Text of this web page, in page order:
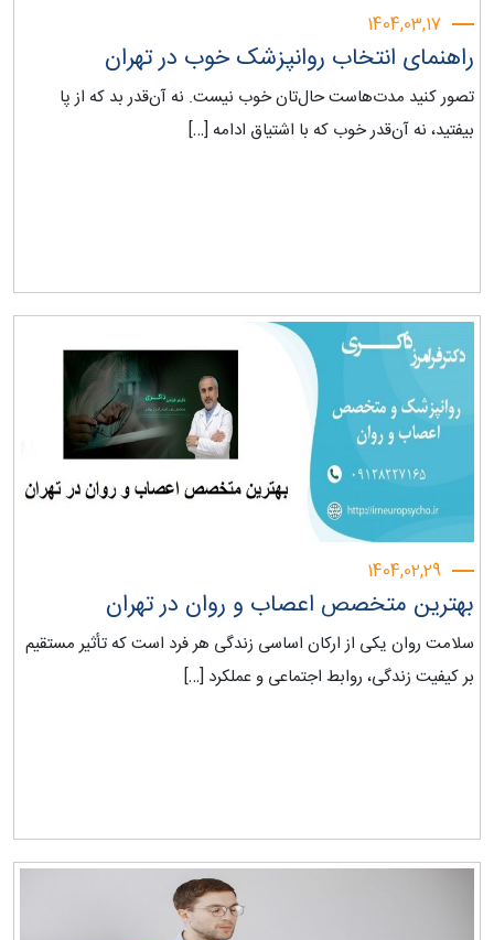
1404,03,17
راهنمای انتخاب روانپزشک خوب در تهران
تصور کنید مدت‌هاست حال‌تان خوب نیست. نه آن‌قدر بد که از پا
بیفتید، نه آن‌قدر خوب که با اشتیاق ادامه […]
1404,02,29
بهترین متخصص اعصاب و روان در تهران‎
سلامت روان یکی از ارکان اساسی زندگی هر فرد است که تأثیر مستقیم
بر کیفیت زندگی، روابط اجتماعی و عملکرد […]